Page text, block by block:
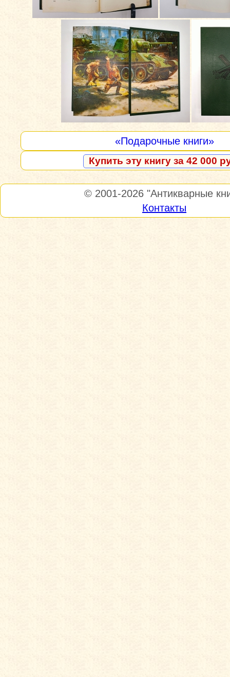
«Подарочные книги»
Купить эту книгу за 42 000
© 2001-2026 "Антикварные
Контакты